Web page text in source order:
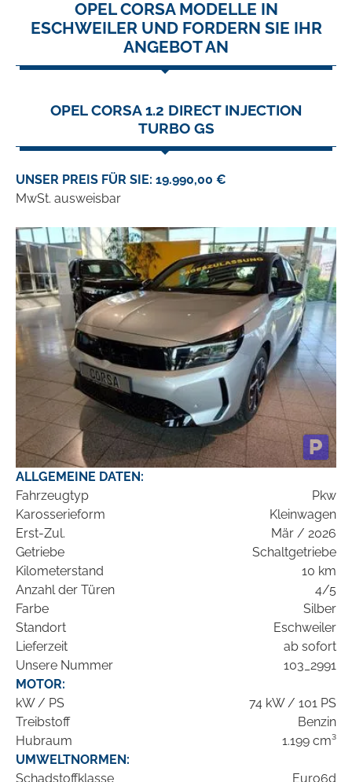
OPEL CORSA MODELLE IN
ESCHWEILER UND FORDERN SIE IHR
ANGEBOT AN
OPEL CORSA 1.2 DIRECT INJECTION
TURBO GS
UNSER PREIS FÜR SIE: 19.990,00 €
MwSt. ausweisbar
ALLGEMEINE DATEN:
Fahrzeugtyp
Pkw
Karosserieform
Kleinwagen
Erst-Zul.
Mär / 2026
Getriebe
Schaltgetriebe
Kilometerstand
10 km
Anzahl der Türen
4/5
Farbe
Silber
Standort
Eschweiler
Lieferzeit
ab sofort
Unsere Nummer
103_2991
MOTOR:
kW / PS
74 kW / 101 PS
Treibstoff
Benzin
Hubraum
1.199 cm³
UMWELTNORMEN:
Schadstoffklasse
Euro6d